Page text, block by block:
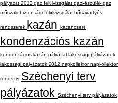
pályázat 2012 gáz felülvizsgálat gázkészülék gáz
műszaki biztonsági felülvizsgálat hőszivattyús
rendszerek kazán kazáncsere
kondenzációs kazán
kondenzációs kazán pályázat lakossági pályázatok
lakossági pályázatok 2012 napkollektornapkollektor
rendszer Széchenyi terv
pályázatok
Széchenyi terv pályázatok